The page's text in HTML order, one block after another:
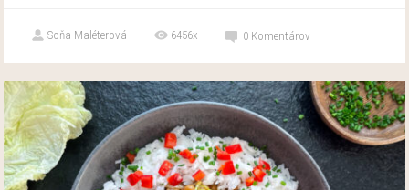
Soňa Maléterová 6456x 0 Komentárov